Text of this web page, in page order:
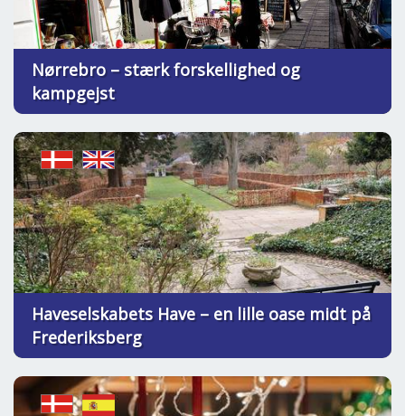
Nørrebro – stærk forskellighed og
kampgejst
Haveselskabets Have – en lille oase midt på
Frederiksberg